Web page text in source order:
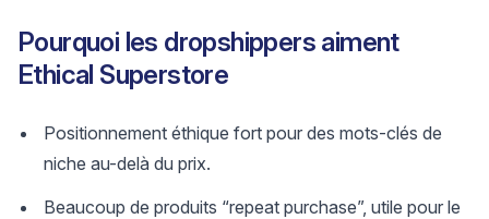
Pourquoi les dropshippers aiment
Ethical Superstore
Positionnement éthique fort pour des mots-clés de
niche au-delà du prix.
Beaucoup de produits “repeat purchase”, utile pour le